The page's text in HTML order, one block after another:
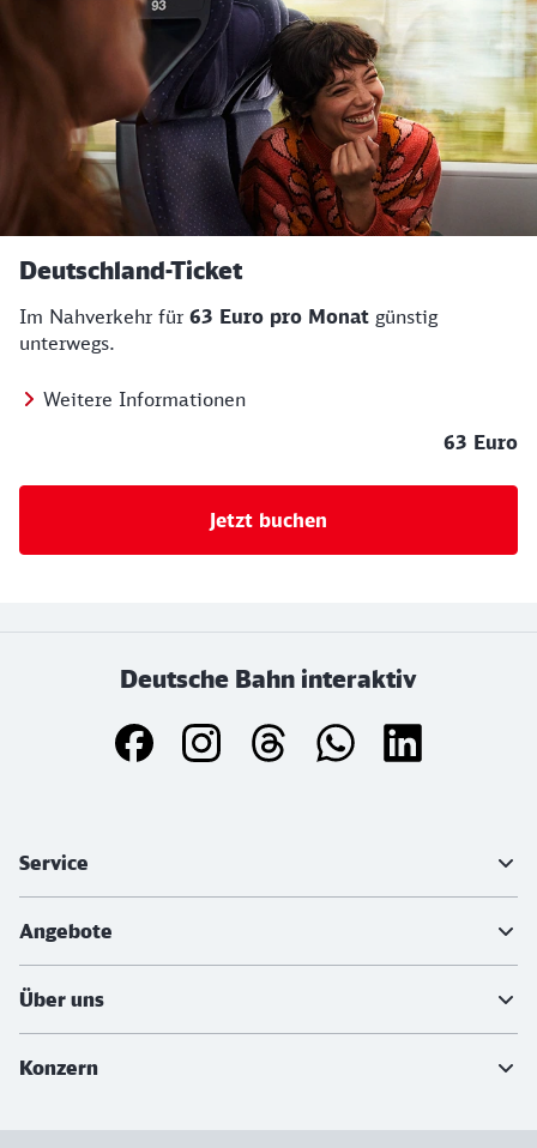
Deutschland-Ticket
Im Nahverkehr für 63 Euro pro Monat günstig
unterwegs.
Weitere Informationen
63 Euro
Jetzt buchen
Deutsche Bahn interaktiv
Service
Angebote
Über uns
Konzern